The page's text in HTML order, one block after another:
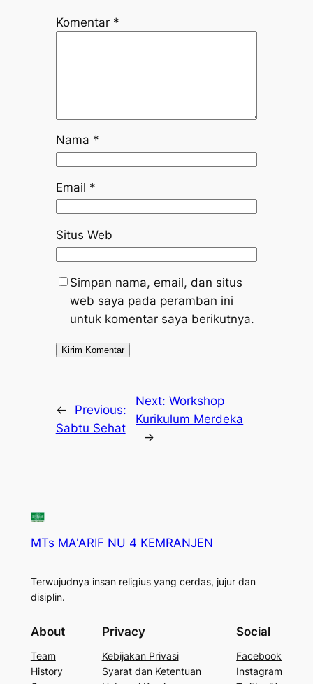
Komentar *
Nama *
Email *
Situs Web
Simpan nama, email, dan situs
web saya pada peramban ini
untuk komentar saya berikutnya.
←
Previous:
Sabtu Sehat
Next:Workshop
Kurikulum Merdeka
→
MTs MA'ARIF NU 4 KEMRANJEN
Terwujudnya insan religius yang cerdas, jujur dan
disiplin.
About
Team
History
Privacy
Kebijakan Privasi
Syarat dan Ketentuan
Social
Facebook
Instagram